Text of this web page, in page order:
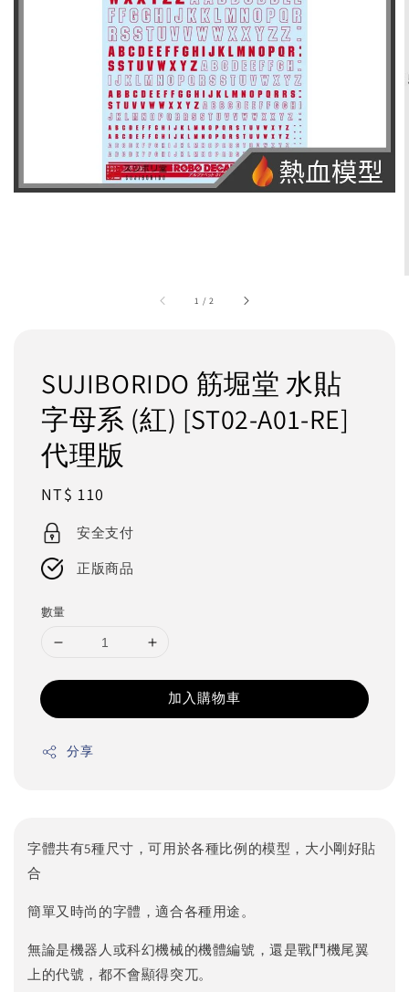
1 /2
SUJIBORIDO 筋堀堂 水貼
字母系 (紅) [ST02-A01-RE]
代理版
Regular
price
NT$ 110
安全支付
正版商品
數量
加入購物車
分享
字體共有5種尺寸，可用於各種比例的模型，大小剛好貼
合
簡單又時尚的字體，適合各種用途。
無論是機器人或科幻機械的機體編號，還是戰鬥機尾翼
上的代號，都不會顯得突兀。